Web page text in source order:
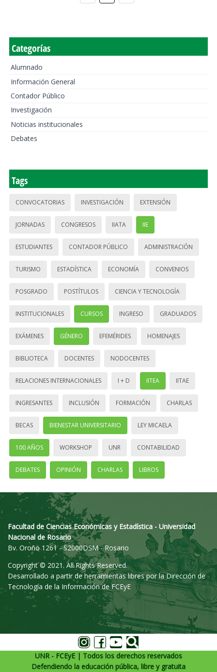
Categorías
Alumnado
Información General
Contador Público
Investigación
Noticias institucionales
Debates
Tags
CONVOCATORIAS INVESTIGACIÓN EXTENSIÓN
JORNADAS CONGRESOS IIATA IIE
ESTUDIANTES CONTADOR PÚBLICO ADMINISTRACIÓN
TURISMO ESTADÍSTICA ECONOMÍA CONVENIOS
POSGRADO POSTÍTULOS CIENCIA Y TECNOLOGÍA
INSTITUCIONALES CURSOS INGRESO GRADUADOS
EXÁMENES GÉNERO EFEMÉRIDES HOMENAJES
BIBLIOTECA DOCENTES NODOCENTES
RELACIONES INTERNACIONALES I + D IITEA IITAE
INGRESANTES INCLUSIÓN FORMACIÓN CHARLAS
BECAS BIENESTAR UNIVERSITARIO LEY MICAELA
100 AÑOS WORKSHOP UNR CONTABILIDAD
DEBATES OPINIÓN CHARLAS LIBROS
Facultad de Ciencias Económicas y Estadística - Universidad
Nacional de Rosario
Bv. Oroño 1261 - S2000DSM - Rosario
Copyright © 2021. All Rights Reserved.
Desarrollado a partir de herramientas libres por la Dirección de
Tecnología de la Información de FCEyE
UNR - FCEyE | Todos los derechos reservados
Defendiendo la educación pública, libre y gratuita